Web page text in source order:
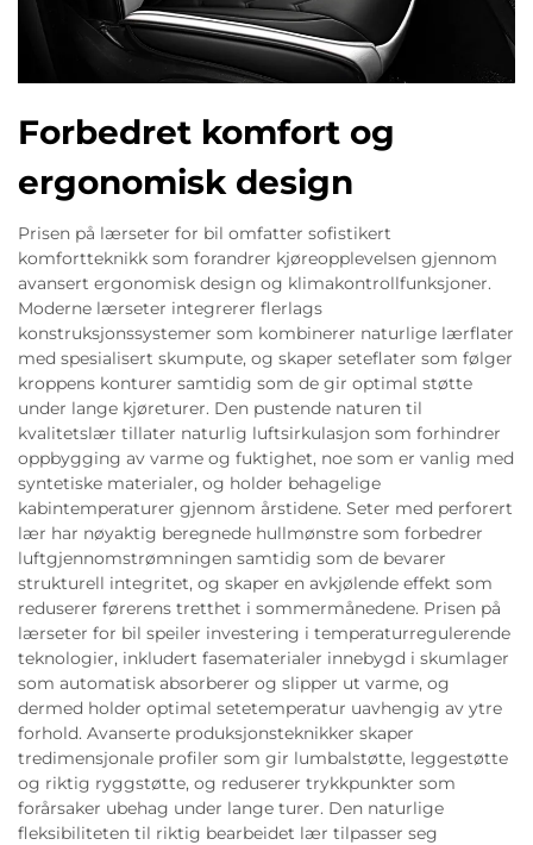
Forbedret komfort og
ergonomisk design
Prisen på lærseter for bil omfatter sofistikert
komfortteknikk som forandrer kjøreopplevelsen gjennom
avansert ergonomisk design og klimakontrollfunksjoner.
Moderne lærseter integrerer flerlags
konstruksjonssystemer som kombinerer naturlige lærflater
med spesialisert skumpute, og skaper seteflater som følger
kroppens konturer samtidig som de gir optimal støtte
under lange kjøreturer. Den pustende naturen til
kvalitetslær tillater naturlig luftsirkulasjon som forhindrer
oppbygging av varme og fuktighet, noe som er vanlig med
syntetiske materialer, og holder behagelige
kabintemperaturer gjennom årstidene. Seter med perforert
lær har nøyaktig beregnede hullmønstre som forbedrer
luftgjennomstrømningen samtidig som de bevarer
strukturell integritet, og skaper en avkjølende effekt som
reduserer førerens tretthet i sommermånedene. Prisen på
lærseter for bil speiler investering i temperaturregulerende
teknologier, inkludert fasematerialer innebygd i skumlager
som automatisk absorberer og slipper ut varme, og
dermed holder optimal setetemperatur uavhengig av ytre
forhold. Avanserte produksjonsteknikker skaper
tredimensjonale profiler som gir lumbalstøtte, leggestøtte
og riktig ryggstøtte, og reduserer trykkpunkter som
forårsaker ubehag under lange turer. Den naturlige
fleksibiliteten til riktig bearbeidet lær tilpasser seg